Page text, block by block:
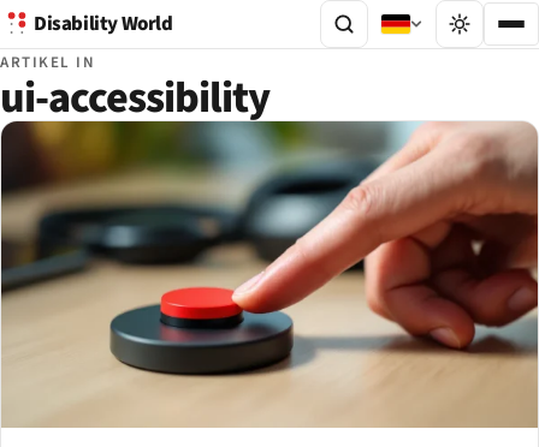
Disability World
ARTIKEL IN
ui-accessibility